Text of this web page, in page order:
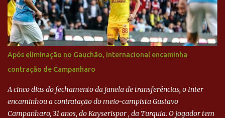
Após eliminação no Gauchão, Internacional encaminha
contração de Campanharo
A cinco dias do fechamento da janela de transferências, o Inter
encaminhou a contratação do meio-campista Gustavo
Campanharo, 31 anos, do Kayserispor , da Turquia. O jogador tem